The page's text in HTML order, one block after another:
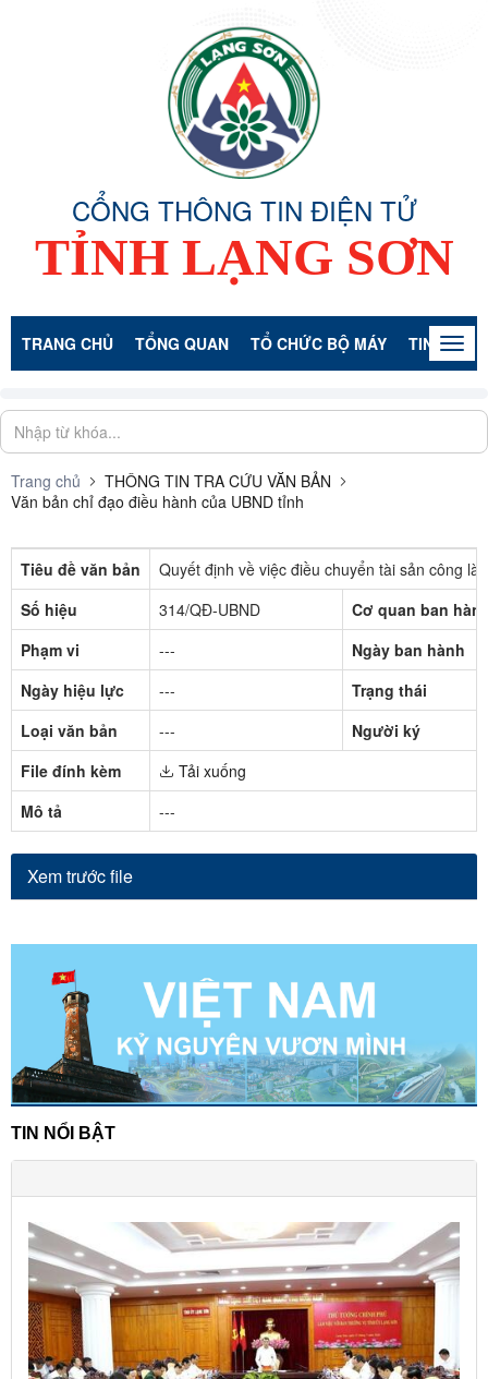
CỔNG THÔNG TIN ĐIỆN TỬ
TỈNH LẠNG SƠN
TRANG CHỦ TỔNG QUAN TỔ CHỨC BỘ MÁY TIN TỨC -
Trang chủ
THÔNG TIN TRA CỨU VĂN BẢN
Văn bản chỉ đạo điều hành của UBND tỉnh
Tiêu đề văn bản
Quyết định về việc điều chuyển tài sản công
Số hiệu
314/QĐ-UBND
Cơ quan ban
Phạm vi
---
Ngày ban hành
Ngày hiệu lực
---
Trạng thái
Loại văn bản
---
Người ký
File đính kèm
Tải xuống
Mô tả
---
Xem trước file
TIN NỔI BẬT